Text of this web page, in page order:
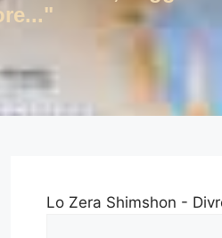
Lo Zera Shimshon -